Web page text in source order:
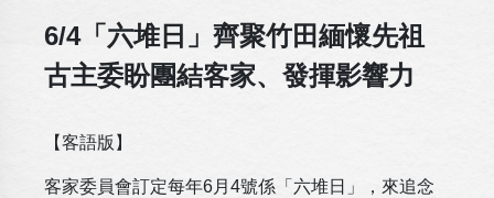
6/4「六堆日」齊聚竹田緬懷先祖
古主委盼團結客家、發揮影響力
【客語版】
客家委員會訂定每年6月4號係「六堆日」，來追念